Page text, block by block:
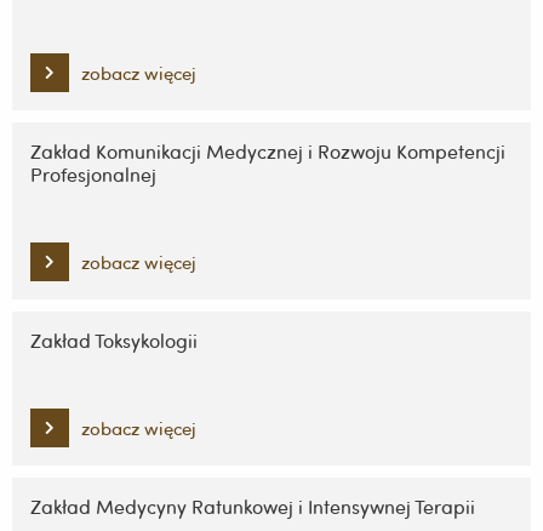
zobacz więcej
Zakład Komunikacji Medycznej i Rozwoju Kompetencji
Profesjonalnej
zobacz więcej
Zakład Toksykologii
zobacz więcej
Zakład Medycyny Ratunkowej i Intensywnej Terapii